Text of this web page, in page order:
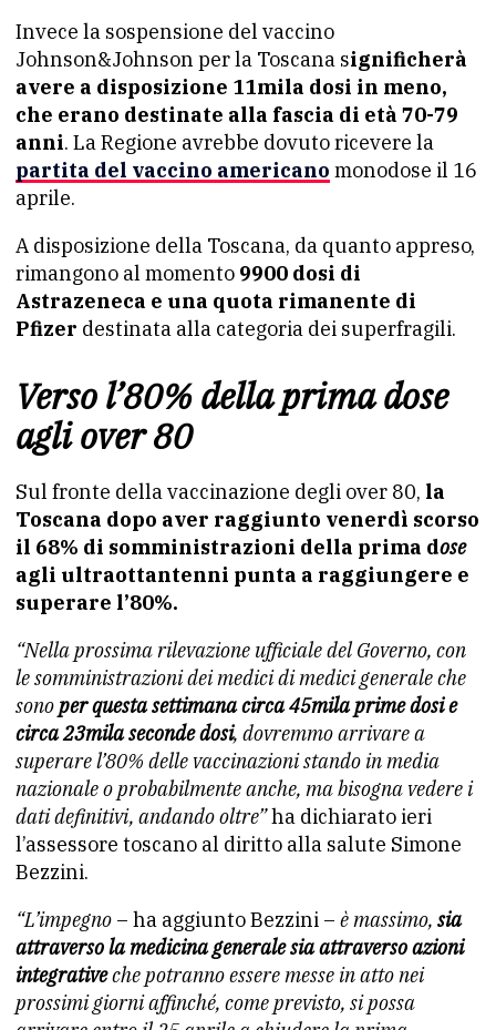
Invece la sospensione del vaccino
Johnson&Johnson per la Toscana significherà
avere a disposizione 11mila dosi in meno,
che erano destinate alla fascia di età 70-79
anni. La Regione avrebbe dovuto ricevere la
partita del vaccino americano monodose il 16
aprile.
A disposizione della Toscana, da quanto appreso,
rimangono al momento 9900 dosi di
Astrazeneca e una quota rimanente di
Pfizer destinata alla categoria dei superfragili.
Verso l’80% della prima dose
agli over 80
Sul fronte della vaccinazione degli over 80, la
Toscana dopo aver raggiunto venerdì scorso
il 68% di somministrazioni della prima dose
agli ultraottantenni punta a raggiungere e
superare l’80%.
“Nella prossima rilevazione ufficiale del Governo, con
le somministrazioni dei medici di medici generale che
sonoper questa settimana circa 45mila prime dosi e
circa 23mila seconde dosi, dovremmo arrivare a
superare l’80% delle vaccinazionistando in media
nazionale o probabilmente anche, ma bisogna vedere i
dati definitivi, andando oltre”ha dichiarato ieri
l’assessore toscano al diritto alla salute Simone
Bezzini.
“L’impegno – ha aggiunto Bezzini – è massimo, sia
attraverso la medicina generale sia attraverso azioni
integrativeche potranno essere messe in atto nei
prossimi giorni affinché, come previsto, si possa